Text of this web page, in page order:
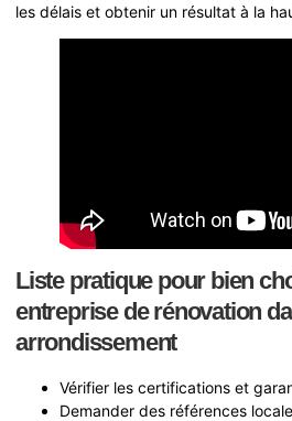
les délais et obtenir un résultat à la
Liste pratique pour bien
entreprise de rénovation
arrondissement
Vérifier les certifications et
Demander des références